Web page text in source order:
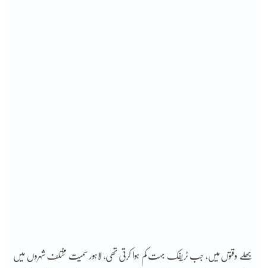
بھلے وقتوں میں، جب ٹریفک بہت کم ہوا کرتی تھی، لاہور سمیت مختلف شہروں میں